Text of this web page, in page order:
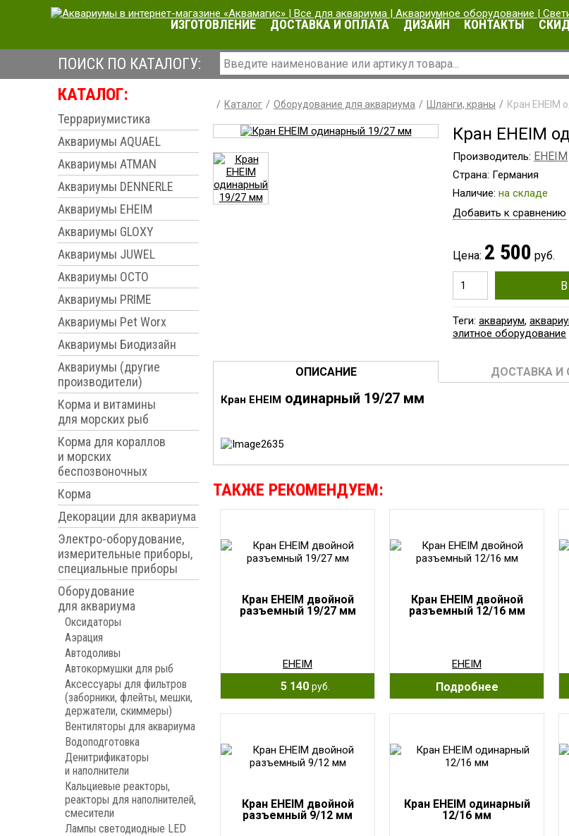
ИЗГОТОВЛЕНИЕ ДОСТАВКА И ОПЛАТА ДИЗАЙН КОНТАКТЫ
ПОИСК ПО КАТАЛОГУ:
КАТАЛОГ:
Террариумистика
Аквариумы AQUAEL
Аквариумы ATMAN
Аквариумы DENNERLE
Аквариумы EHEIM
Аквариумы GLOXY
Аквариумы JUWEL
Аквариумы OCTO
Аквариумы PRIME
Аквариумы Pet Worx
Аквариумы Биодизайн
Аквариумы (другие
производители)
Корма и витамины
для морских рыб
Корма для кораллов
и морских
беспозвоночных
Корма
Декорации для аквариума
Электро-оборудование,
измерительные приборы,
специальные приборы
Оборудование
для аквариума
Оксидаторы
Аэрация
Автодоливы
Автокормушки для рыб
Аксессуары для фильтров
(заборники, флейты, мешки,
держатели, скиммеры)
Вентиляторы для аквариума
Водоподготовка
Денитрификаторы
и наполнители
Кальциевые реакторы,
реакторы для наполнителей,
смесители
Лампы светодиодные LED
Каталог Оборудование для аквариума Шланги, краны Кран EHEIM
Кран EHEIM
Производитель: EHEIM
Страна: Германия
Наличие: на складе
Добавить к сравнению
Цена: 2 500 руб.
Теги: аквариум,
элитное оборудование
ОПИСАНИЕ ДОСТАВКА И
Кран EHEIM одинарный 19/27 мм
ТАКЖЕ РЕКОМЕНДУЕМ:
Кран EHEIM двойной
разъемный 19/27 мм
EHEIM
5 140 руб.
Кран EHEIM двойной
разъемный 12/16 мм
EHEIM
Подробнее
Кран EHEIM двойной
разъемный 9/12 мм
Кран EHEIM одинарный
12/16 мм